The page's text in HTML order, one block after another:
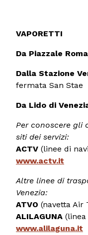
VAPORETTI
Da Piazzale
Dalla Stazione
fermata San Stae
Da Lido di
Per conoscere gli
siti dei servizi:
ACTV (linee di
www.actv.it
Altre linee di
Venezia:
ATVO (navetta Air
ALILAGUNA (linea
www.alilaguna.it